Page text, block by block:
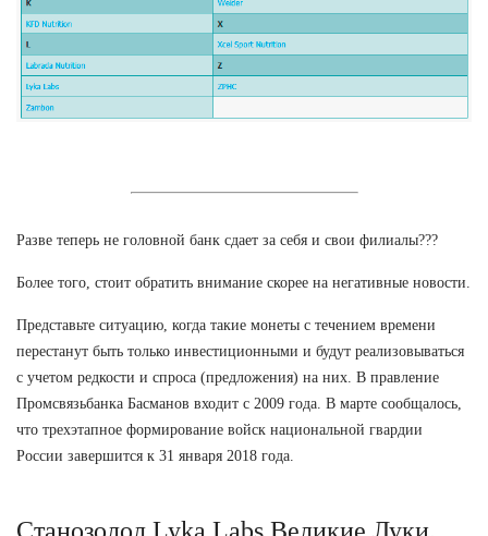
Разве теперь не головной банк сдает за себя и свои филиалы???
Более того, стоит обратить внимание скорее на негативные новости.
Представьте ситуацию, когда такие монеты с течением времени
перестанут быть только инвестиционными и будут реализовываться
с учетом редкости и спроса (предложения) на них. В правление
Промсвязьбанка Басманов входит с 2009 года. В марте сообщалось,
что трехэтапное формирование войск национальной гвардии
России завершится к 31 января 2018 года.
Станозолол Lyka Labs Великие Луки.